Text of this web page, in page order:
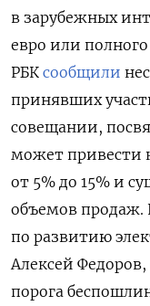
в зарубежных
евро или полного
РБК сообщили
принявших
совещании,
может привести
от 5% до 15% и
объемов продаж.
по развитию
Алексей
порога